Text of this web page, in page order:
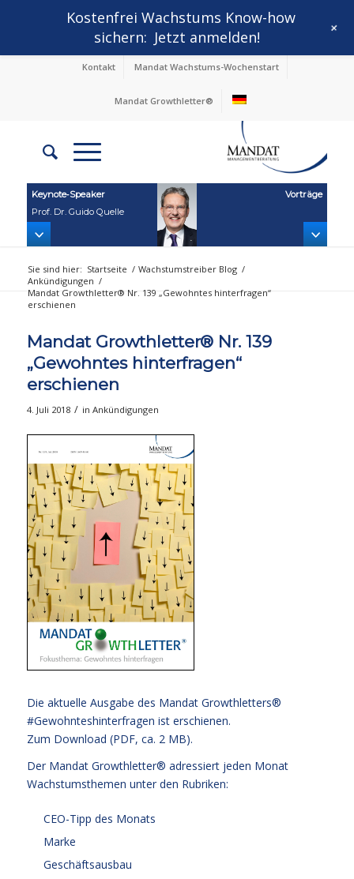
Kontakt Mandat Wachstums-Wochenstart
Mandat Growthletter®
Keynote‑Speaker
Prof. Dr. Guido Quelle
Vorträge
Sie sind hier: Startseite / Wachstumstreiber Blog /
Ankündigungen /
Mandat Growthletter® Nr. 139 „Gewohntes hinterfragen“
erschienen
Mandat Growthletter® Nr. 139
„Gewohntes hinterfragen“
erschienen
4. Juli 2018 / in Ankündigungen
Die aktuelle Ausgabe des Mandat Growthletters®
#Gewohnteshinterfragen ist erschienen.
Zum Download (PDF, ca. 2 MB).
Der Mandat Growthletter® adressiert jeden Monat
Wachstumsthemen unter den Rubriken:
CEO-Tipp des Monats
Marke
Geschäftsausbau
Kostenfrei Wachstums Know-how
sichern: Jetzt anmelden! +